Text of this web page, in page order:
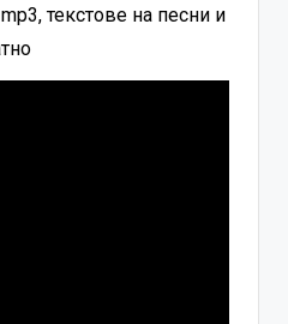
текстове на песни и